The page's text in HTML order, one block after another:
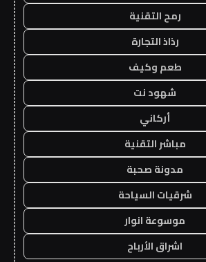
رمح التقنية
رذاذ التجارة
طعم وكيف
شهود نت
أركاني
مباشر التقنية
مدونة صحبة
شرقيات السياحة
موسوعة انوار
اشراق الأرباح